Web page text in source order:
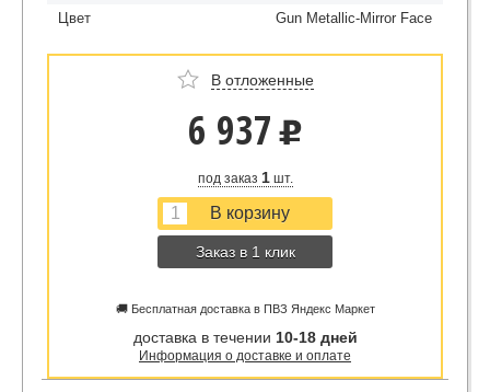
Цвет
Gun Metallic-Mirror Face
В отложенные
6 937 u
под заказ 1шт.
Заказ в 1 клик
🚚 Бесплатная доставка в ПВЗ Яндекс Маркет
доставка в течении 10-18 дней
Информация о доставке и оплате